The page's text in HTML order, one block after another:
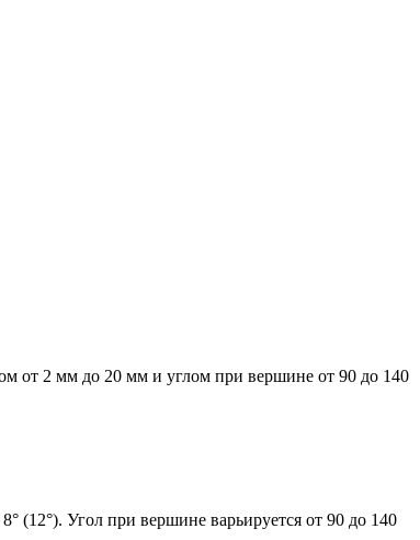
от 2 мм до 20 мм и углом при вершине от 90 до 140
(12°). Угол при вершине варьируется от 90 до 140